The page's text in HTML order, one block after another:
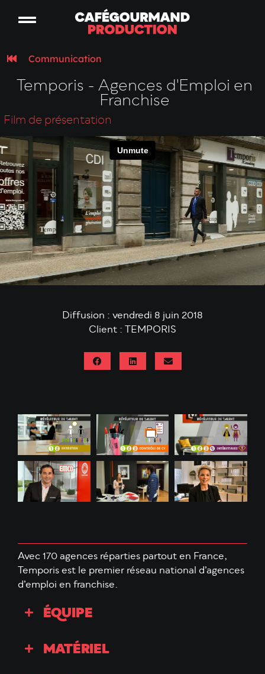
Communication
Temporis - Agences d'Emploi en
Franchise
Film de présentation
Diffusion : vendredi 8 juin 2018
Client : TEMPORIS
Avec 170 agences réparties partout en France,
Temporis est le premier réseau national d’agences
d’emploi en franchise.
ÉQUIPE
MATÉRIEL